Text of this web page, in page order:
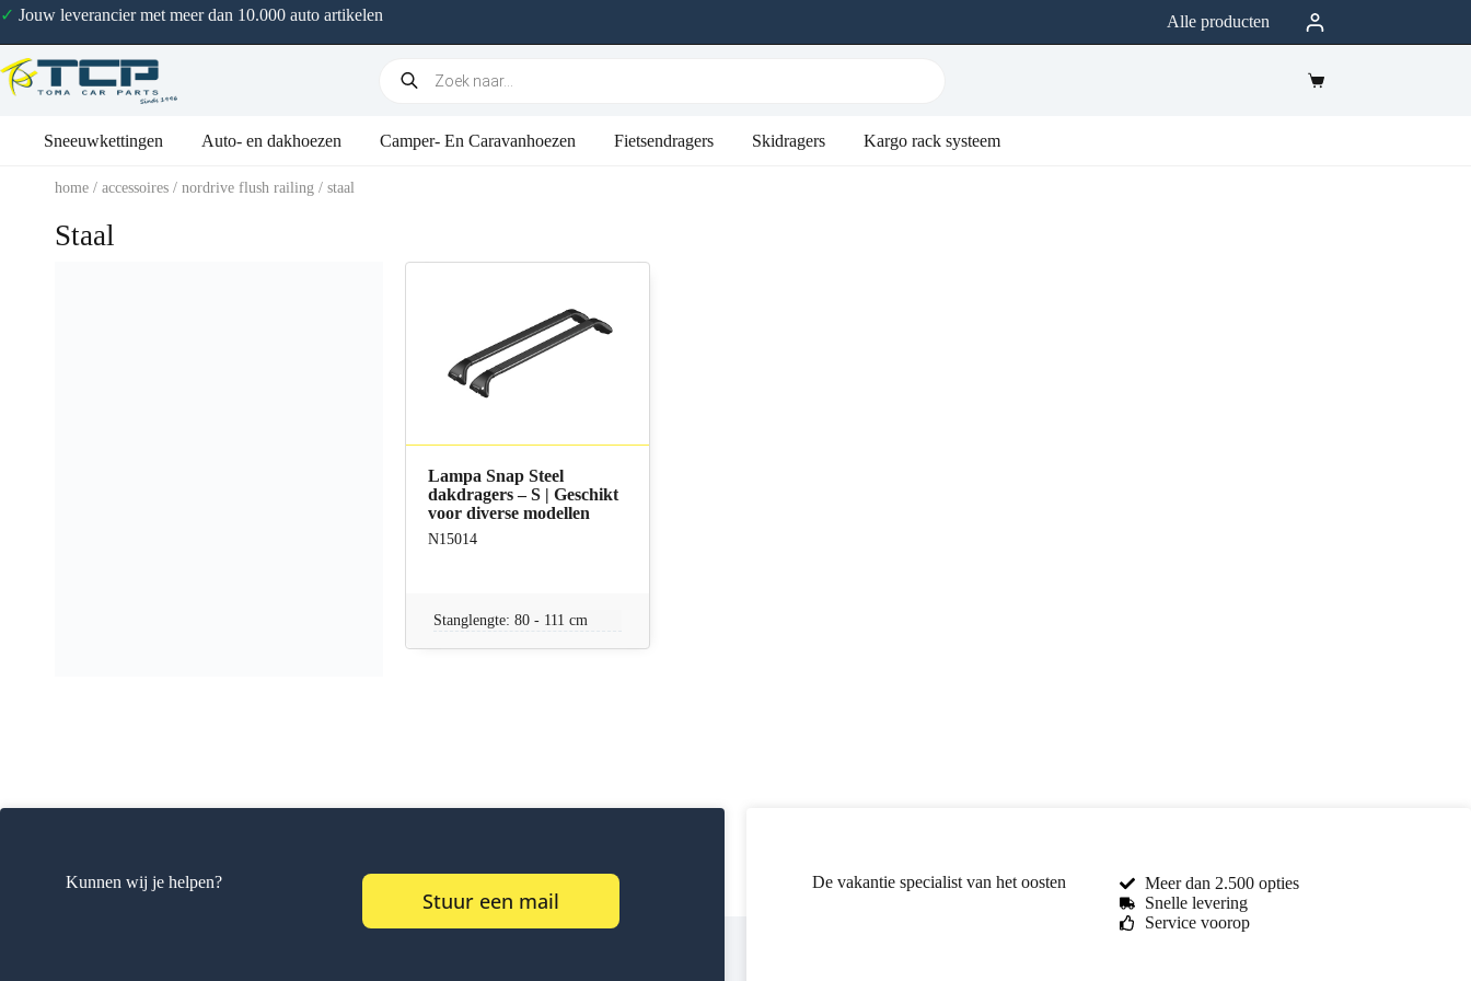
✓ Jouw leverancier met meer dan 10.000 auto artikelen Alle producten
Sneeuwkettingen Auto- en dakhoezen Camper- En Caravanhoezen Fietsendragers Skidragers Kargo rack systeem
home / accessoires / nordrive flush railing / staal
Staal
Lampa Snap Steel
dakdragers – S | Geschikt
voor diverse modellen
N15014
Stanglengte: 80 - 111 cm
Kunnen wij je helpen?
Stuur een mail
De vakantie specialist van het oosten
Meer dan 2.500 opties
Snelle levering
Service voorop